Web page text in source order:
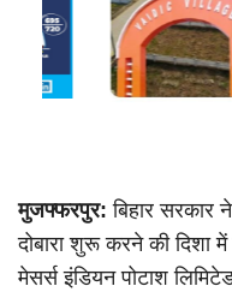
मुजफ्फरपुर: बिहार सरकार
दोबारा शुरू करने की दिशा
मेसर्स इंडियन पोटाश